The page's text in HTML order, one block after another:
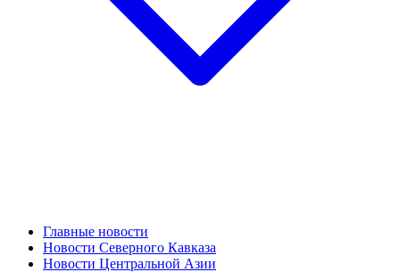
Главные новости
Новости Северного Кавказа
Новости Центральной Азии